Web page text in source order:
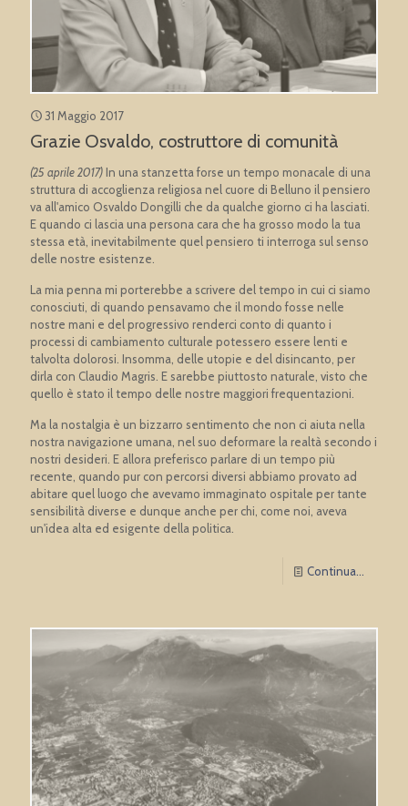
31 Maggio 2017
Grazie Osvaldo, costruttore di comunità
(25 aprile 2017)In una stanzetta forse un tempo monacale di una
struttura di accoglienza religiosa nel cuore di Belluno il pensiero
va all'amico Osvaldo Dongilli che da qualche giorno ci ha lasciati.
E quando ci lascia una persona cara che ha grosso modo la tua
stessa età, inevitabilmente quel pensiero ti interroga sul senso
delle nostre esistenze.
La mia penna mi porterebbe a scrivere del tempo in cui ci siamo
conosciuti, di quando pensavamo che il mondo fosse nelle
nostre mani e del progressivo renderci conto di quanto i
processi di cambiamento culturale potessero essere lenti e
talvolta dolorosi. Insomma, delle utopie e del disincanto, per
dirla con Claudio Magris. E sarebbe piuttosto naturale, visto che
quello è stato il tempo delle nostre maggiori frequentazioni.
Ma la nostalgia è un bizzarro sentimento che non ci aiuta nella
nostra navigazione umana, nel suo deformare la realtà secondo i
nostri desideri. E allora preferisco parlare di un tempo più
recente, quando pur con percorsi diversi abbiamo provato ad
abitare quel luogo che avevamo immaginato ospitale per tante
sensibilità diverse e dunque anche per chi, come noi, aveva
un'idea alta ed esigente della politica.
Continua...